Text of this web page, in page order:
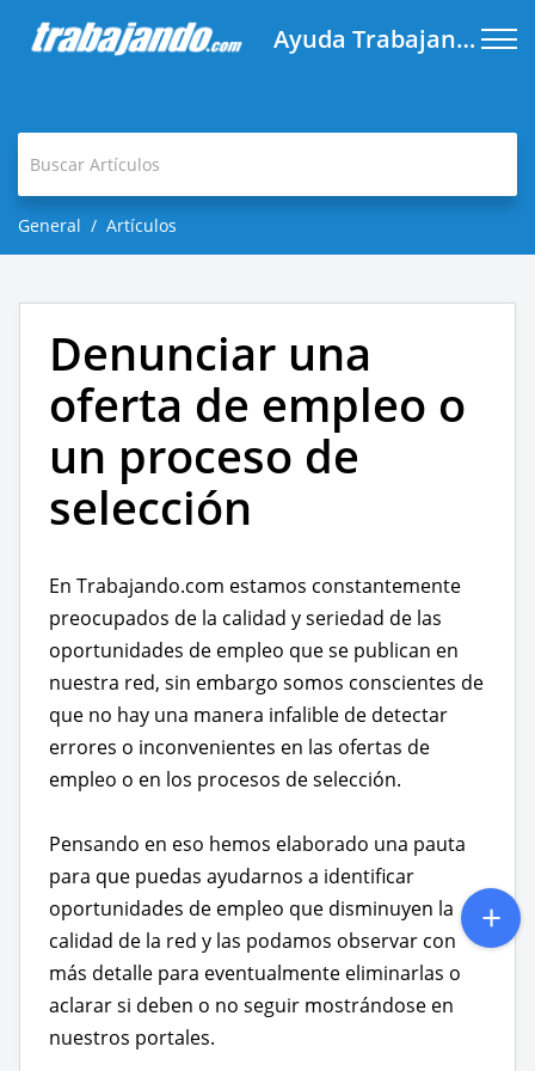
Ayuda Trabajando.com
General Artículos
Denunciar una
oferta de empleo o
un proceso de
selección
En Trabajando.com estamos constantemente
preocupados de la calidad y seriedad de las
oportunidades de empleo que se publican en
nuestra red, sin embargo somos conscientes de
que no hay una manera infalible de detectar
errores o inconvenientes en las ofertas de
empleo o en los procesos de selección.
Pensando en eso hemos elaborado una pauta
para que puedas ayudarnos a identificar
oportunidades de empleo que disminuyen la
calidad de la red y las podamos observar con
más detalle para eventualmente eliminarlas o
aclarar si deben o no seguir mostrándose en
nuestros portales.